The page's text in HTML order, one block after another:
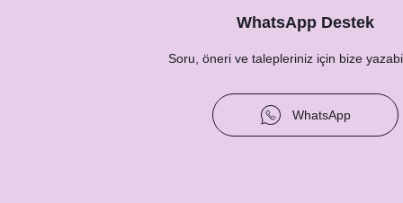
WhatsApp Destek
Soru, öneri ve talepleriniz için bize
WhatsApp